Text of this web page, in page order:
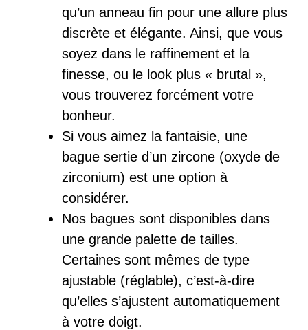
qu’un anneau fin pour une allure plus
discrète et élégante. Ainsi, que vous
soyez dans le raffinement et la
finesse, ou le look plus « brutal »,
vous trouverez forcément votre
bonheur.
Si vous aimez la fantaisie, une
bague sertie d’un zircone (oxyde de
zirconium) est une option à
considérer.
Nos bagues sont disponibles dans
une grande palette de tailles.
Certaines sont mêmes de type
ajustable (réglable), c’est-à-dire
qu’elles s’ajustent automatiquement
à votre doigt.